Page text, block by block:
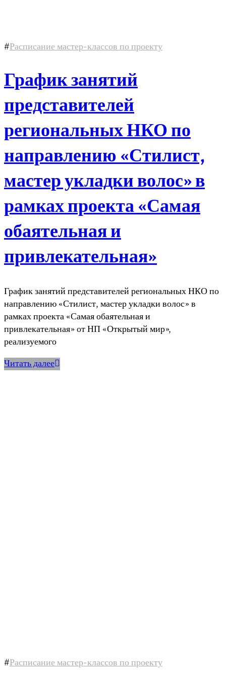
#Расписание мастер-классов по проекту
График занятий
представителей
региональных НКО по
направлению «Стилист,
мастер укладки волос» в
рамках проекта «Самая
обаятельная и
привлекательная»
График занятий представителей региональных НКО по
направлению «Стилист, мастер укладки волос» в
рамках проекта «Самая обаятельная и
привлекательная» от НП «Открытый мир»,
реализуемого
Читать далее
#Расписание мастер-классов по проекту